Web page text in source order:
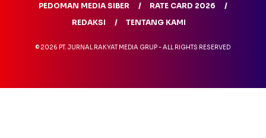
PEDOMAN MEDIA SIBER
RATE CARD 2026
REDAKSI
TENTANG KAMI
© 2026 PT. JURNAL RAKYAT MEDIA GRUP - ALL RIGHTS RESERVED